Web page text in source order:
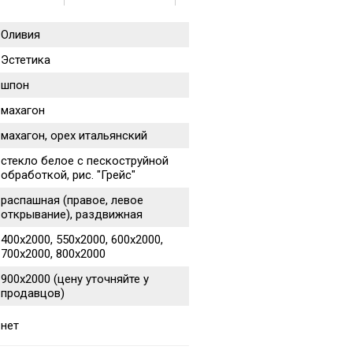
Оливия
Эстетика
шпон
махагон
махагон, орех итальянский
стекло белое с пескоструйной
обработкой, рис. "Грейс"
распашная (правое, левое
открывание), раздвижная
400х2000, 550х2000, 600х2000,
700х2000, 800х2000
900х2000 (цену уточняйте у
продавцов)
нет